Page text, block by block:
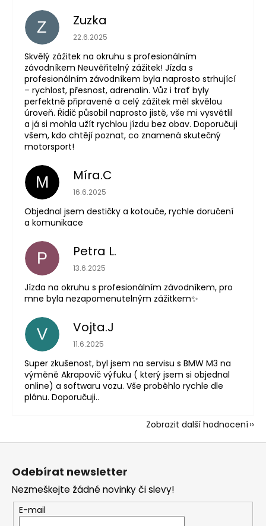
Z Zuzka
Hodnocení obchodu je 5 z 5 hvězdiček.
22.6.2025
Skvělý zážitek na okruhu s profesionálním
závodníkem Neuvěřitelný zážitek! Jízda s
profesionálním závodníkem byla naprosto strhující
– rychlost, přesnost, adrenalin. Vůz i trať byly
perfektně připravené a celý zážitek měl skvělou
úroveň. Řidič působil naprosto jistě, vše mi vysvětlil
a já si mohla užít rychlou jízdu bez obav. Doporučuji
všem, kdo chtějí poznat, co znamená skutečný
motorsport!
M Míra.C
Hodnocení obchodu je 5 z 5 hvězdiček.
16.6.2025
Objednal jsem destičky a kotouče, rychle doručení
a komunikace
P Petra L.
Hodnocení obchodu je 5 z 5 hvězdiček.
13.6.2025
Jízda na okruhu s profesionálním závodníkem, pro
mne byla nezapomenutelným zážitkem✨
V Vojta.J
Hodnocení obchodu je 5 z 5 hvězdiček.
11.6.2025
Super zkušenost, byl jsem na servisu s BMW M3 na
výměně Akrapovič výfuku ( který jsem si objednal
online) a softwaru vozu. Vše proběhlo rychle dle
plánu. Doporučuji..
Zobrazit další hodnocení
Z
Odebírat newsletter
Nezmeškejte žádné novinky či slevy!
E-mail